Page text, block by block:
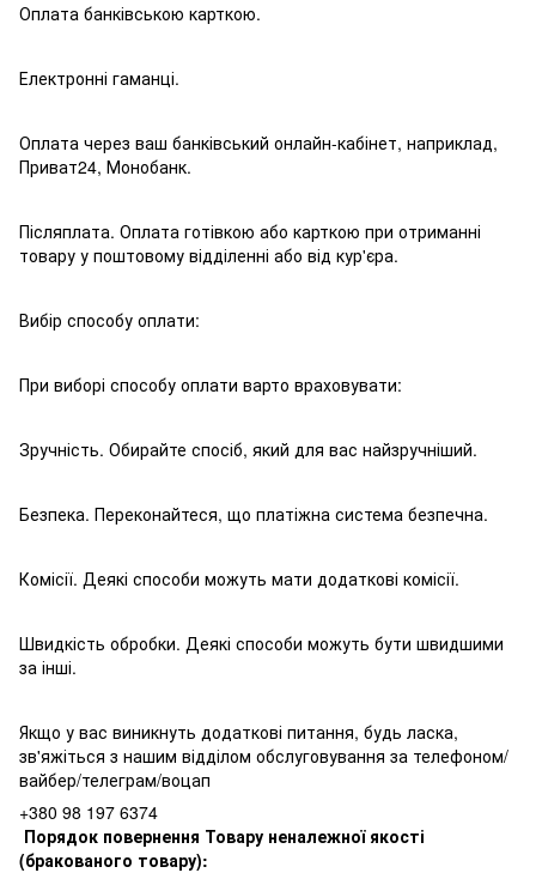
Оплата банківською карткою.
Електронні гаманці.
Оплата через ваш банківський онлайн-кабінет, наприклад,
Приват24, Монобанк.
Післяплата. Оплата готівкою або карткою при отриманні
товару у поштовому відділенні або від кур'єра.
Вибір способу оплати:
При виборі способу оплати варто враховувати:
Зручність. Обирайте спосіб, який для вас найзручніший.
Безпека. Переконайтеся, що платіжна система безпечна.
Комісії. Деякі способи можуть мати додаткові комісії.
Швидкість обробки. Деякі способи можуть бути швидшими
за інші.
Якщо у вас виникнуть додаткові питання, будь ласка,
зв'яжіться з нашим відділом обслуговування за телефоном/
вайбер/телеграм/воцап
+380 98 197 6374
Порядок повернення Товару неналежної якості
(бракованого товару):